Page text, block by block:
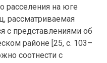
расселения на юге
рассматриваемая
с представлениями об
районе [25, с. 103–
соотнести с